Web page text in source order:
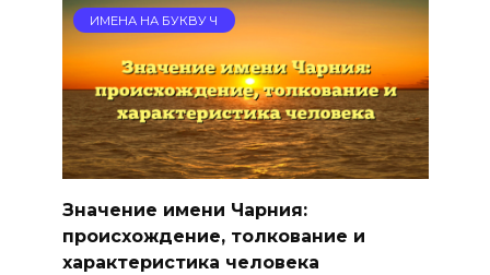
ИМЕНА НА БУКВУ Ч
Значение имени Чарния:
происхождение, толкование и
характеристика человека